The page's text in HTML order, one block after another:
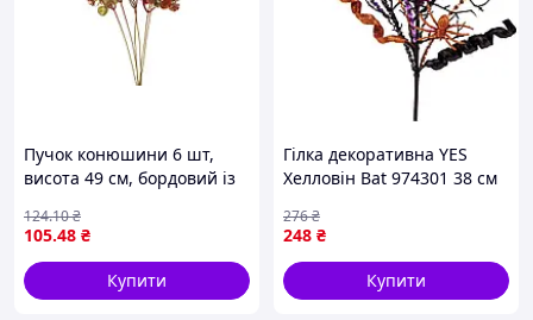
Пучок конюшини 6 шт,
висота 49 см, бордовий із
105.48 ₴
124.10₴
Купити
Гілка декоративна YES
Хелловін Bat 974301 38 см
248 ₴
276₴
Купити